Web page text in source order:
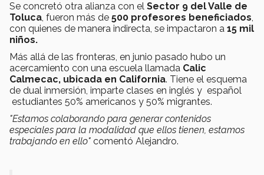
Se concretó otra alianza con el Sector 9 del Valle de
Toluca, fueron más de 500 profesores beneficiados,
con quienes de manera indirecta, se impactaron a 15 mil
niños.
Más allá de las fronteras, en junio pasado hubo un
acercamiento con una escuela llamada Calic
Calmecac, ubicada en California. Tiene el esquema
de dual inmersión, imparte clases en inglés y español
estudiantes 50% americanos y 50% migrantes.
"Estamos colaborando para generar contenidos
especiales para la modalidad que ellos tienen, estamos
trabajando en ello" comentó Alejandro.